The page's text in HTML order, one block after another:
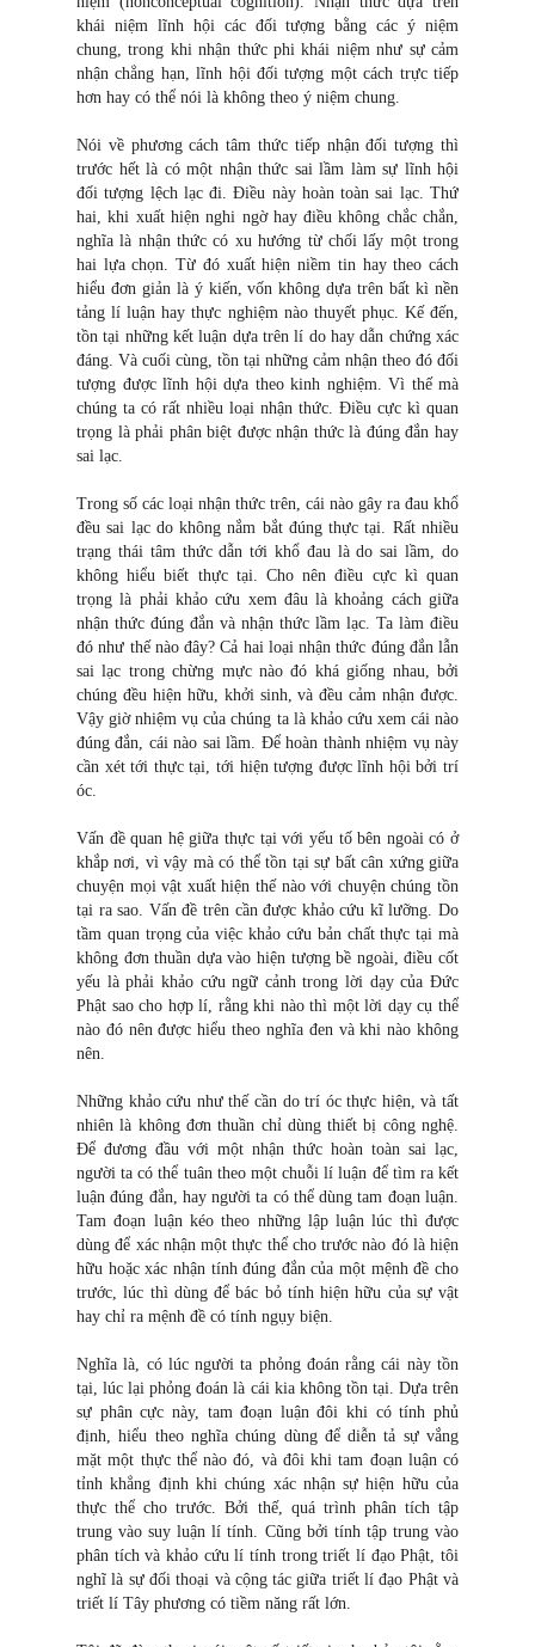
khái niệm lĩnh hội các đối tượng bằng các ý niệm
chung, trong khi nhận thức phi khái niệm như sự cảm
nhận chẳng hạn, lĩnh hội đối tượng một cách trực tiếp
hơn hay có thể nói là không theo ý niệm chung.
Nói về phương cách tâm thức tiếp nhận đối tượng thì
trước hết là có một nhận thức sai lầm làm sự lĩnh hội
đối tượng lệch lạc đi. Điều này hoàn toàn sai lạc. Thứ
hai, khi xuất hiện nghi ngờ hay điều không chắc chắn,
nghĩa là nhận thức có xu hướng từ chối lấy một trong
hai lựa chọn. Từ đó xuất hiện niềm tin hay theo cách
hiểu đơn giản là ý kiến, vốn không dựa trên bất kì nền
tảng lí luận hay thực nghiệm nào thuyết phục. Kế đến,
tồn tại những kết luận dựa trên lí do hay dẫn chứng xác
đáng. Và cuối cùng, tồn tại những cảm nhận theo đó đối
tượng được lĩnh hội dựa theo kinh nghiệm. Vì thế mà
chúng ta có rất nhiều loại nhận thức. Điều cực kì quan
trọng là phải phân biệt được nhận thức là đúng đắn hay
sai lạc.
Trong số các loại nhận thức trên, cái nào gây ra đau khổ
đều sai lạc do không nắm bắt đúng thực tại. Rất nhiều
trạng thái tâm thức dẫn tới khổ đau là do sai lầm, do
không hiểu biết thực tại. Cho nên điều cực kì quan
trọng là phải khảo cứu xem đâu là khoảng cách giữa
nhận thức đúng đắn và nhận thức lầm lạc. Ta làm điều
đó như thế nào đây? Cả hai loại nhận thức đúng đắn lẫn
sai lạc trong chừng mực nào đó khá giống nhau, bởi
chúng đều hiện hữu, khởi sinh, và đều cảm nhận được.
Vậy giờ nhiệm vụ của chúng ta là khảo cứu xem cái nào
đúng đắn, cái nào sai lầm. Để hoàn thành nhiệm vụ này
cần xét tới thực tại, tới hiện tượng được lĩnh hội bởi trí
óc.
Vấn đề quan hệ giữa thực tại với yếu tố bên ngoài có ở
khắp nơi, vì vậy mà có thể tồn tại sự bất cân xứng giữa
chuyện mọi vật xuất hiện thế nào với chuyện chúng tồn
tại ra sao. Vấn đề trên cần được khảo cứu kĩ lưỡng. Do
tầm quan trọng của việc khảo cứu bản chất thực tại mà
không đơn thuần dựa vào hiện tượng bề ngoài, điều cốt
yếu là phải khảo cứu ngữ cảnh trong lời dạy của Đức
Phật sao cho hợp lí, rằng khi nào thì một lời dạy cụ thể
nào đó nên được hiểu theo nghĩa đen và khi nào không
nên.
Những khảo cứu như thế cần do trí óc thực hiện, và tất
nhiên là không đơn thuần chỉ dùng thiết bị công nghệ.
Để đương đầu với một nhận thức hoàn toàn sai lạc,
người ta có thể tuân theo một chuỗi lí luận để tìm ra kết
luận đúng đắn, hay người ta có thể dùng tam đoạn luận.
Tam đoạn luận kéo theo những lập luận lúc thì được
dùng để xác nhận một thực thể cho trước nào đó là hiện
hữu hoặc xác nhận tính đúng đắn của một mệnh đề cho
trước, lúc thì dùng để bác bỏ tính hiện hữu của sự vật
hay chỉ ra mệnh đề có tính ngụy biện.
Nghĩa là, có lúc người ta phỏng đoán rằng cái này tồn
tại, lúc lại phỏng đoán là cái kia không tồn tại. Dựa trên
sự phân cực này, tam đoạn luận đôi khi có tính phủ
định, hiểu theo nghĩa chúng dùng để diễn tả sự vắng
mặt một thực thể nào đó, và đôi khi tam đoạn luận có
tỉnh khẳng định khi chúng xác nhận sự hiện hữu của
thực thể cho trước. Bởi thế, quá trình phân tích tập
trung vào suy luận lí tính. Cũng bởi tính tập trung vào
phân tích và khảo cứu lí tính trong triết lí đạo Phật, tôi
nghĩ là sự đối thoại và cộng tác giữa triết lí đạo Phật và
triết lí Tây phương có tiềm năng rất lớn.